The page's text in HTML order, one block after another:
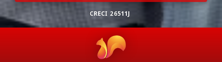
CRECI 26511J